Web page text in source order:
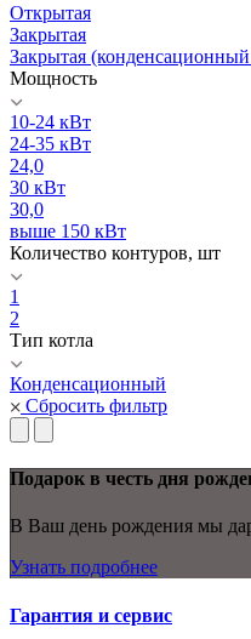
Открытая
Закрытая
Закрытая (конденсационный
Мощность
10-24 кВт
24-35 кВт
24,0
30 кВт
30,0
выше 150 кВт
Количество контуров, шт
1
2
Тип котла
Конденсационный
Сбросить фильтр
Подарок в честь дня
В Ваш день рождения мы
Узнать подробнее
Гарантия и сервис